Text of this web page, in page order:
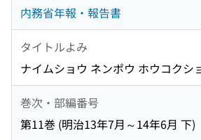
内務省年報・報告書
タイトルよみ
ナイムショウ ネンポウ ホウコクシ
巻次・部編番号
第11巻 (明治13年7月～14年6月 下)